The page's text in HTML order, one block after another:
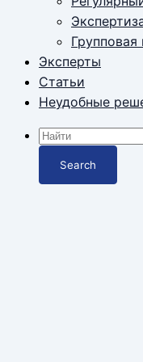
Эксперты
Статьи
Неудобные